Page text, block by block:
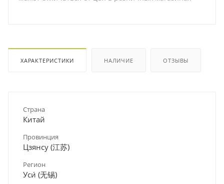
ХАРАКТЕРИСТИКИ НАЛИЧИЕ ОТЗЫВЫ
Страна
Китай
Провинция
Цзянсу (江苏)
Регион
Уси́ (无锡)